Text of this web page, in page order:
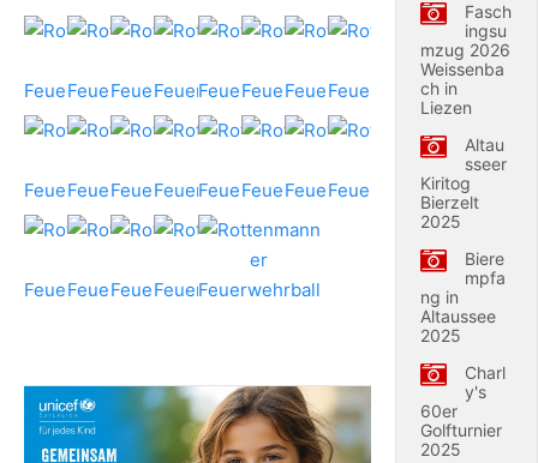
Fasch
ingsu
mzug 2026
Weissenba
ch in
Liezen
Altau
sseer
Kiritog
Bierzelt
2025
Biere
mpfa
ng in
Altaussee
2025
Charl
y's
60er
Golfturnier
2025